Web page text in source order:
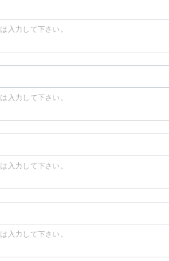
入力して下さい。
入力して下さい。
入力して下さい。
入力して下さい。